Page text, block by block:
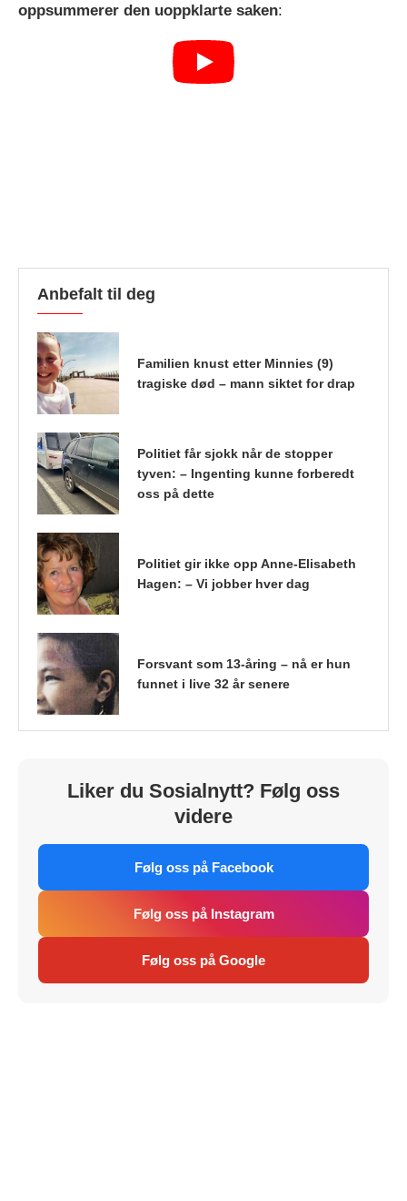
oppsummerer den uoppklarte saken:
Anbefalt til deg
Familien knust etter Minnies (9)
tragiske død – mann siktet for drap
Politiet får sjokk når de stopper
tyven: – Ingenting kunne forberedt
oss på dette
Politiet gir ikke opp Anne-Elisabeth
Hagen: – Vi jobber hver dag
Forsvant som 13-åring – nå er hun
funnet i live 32 år senere
Liker du Sosialnytt? Følg oss
videre
Følg oss på Facebook
Følg oss på Instagram
Følg oss på Google